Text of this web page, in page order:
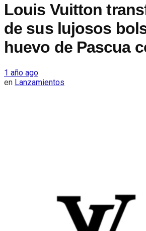
Louis Vuitton
de sus lujosos
huevo de Pascua
1 año ago
en Lanzamientos